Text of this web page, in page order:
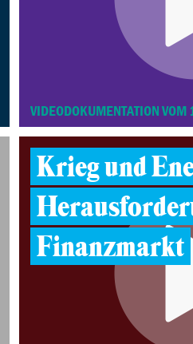
VIDEODOKUMENTATION
Krieg und
Finanzmarkt